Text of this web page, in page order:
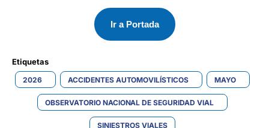
Ir a Portada
Etiquetas
2026 ACCIDENTES AUTOMOVILÍSTICOS MAYO
OBSERVATORIO NACIONAL DE SEGURIDAD VIAL
SINIESTROS VIALES